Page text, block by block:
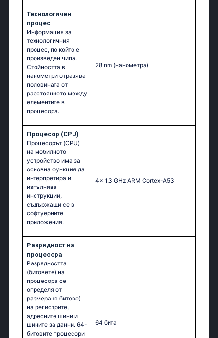
Технологичен
процес
Информация за
технологичния
процес, по който е
произведен чипа.
Стойността в
нанометри отразява
половината от
разстоянието между
елементите в
процесора.
28 nm (нанометра)
Процесор (CPU)
Процесорът (CPU)
на мобилното
устройство има за
основна функция да
интерпретира и
изпълнява
инструкции,
съдържащи се в
софтуерните
приложения.
4x 1.3 GHz ARM Cortex-A53
Разрядност на
процесора
Разрядността
(битовете) на
процесора се
определя от
размера (в битове)
на регистрите,
адресните шини и
шините за данни. 64-
битовите процесори
64 бита